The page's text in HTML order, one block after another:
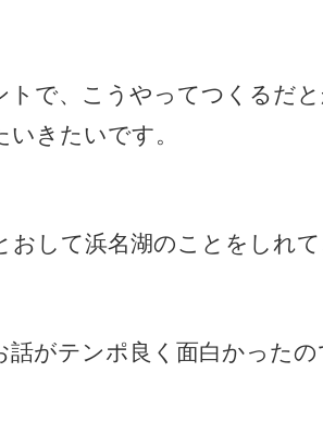
トで、こうやってつくるだ
きたいです。
おして浜名湖のことをしれて
話がテンポ良く面白かった